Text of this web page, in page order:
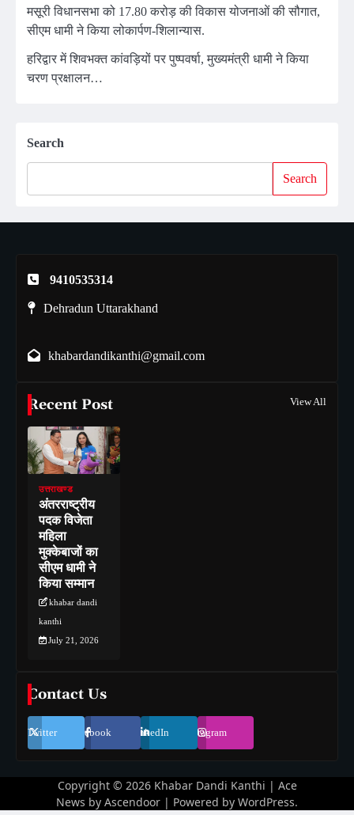
मसूरी विधानसभा को 17.80 करोड़ की विकास योजनाओं की सौगात,
सीएम धामी ने किया लोकार्पण-शिलान्यास.
हरिद्वार में शिवभक्त कांवड़ियों पर पुष्पवर्षा, मुख्यमंत्री धामी ने किया
चरण प्रक्षालन…
Search
Search
9410535314
Dehradun Uttarakhand
khabardandikanthi@gmail.com
Recent Post View All
उत्तराखण्ड
अंतरराष्ट्रीय
पदक विजेता
महिला
मुक्केबाजों का
सीएम धामी ने
किया सम्मान
khabar dandi
kanthi
July 21, 2026
Contact Us
Twitter Facebook LinkedIn Instagram
Copyright © 2026 Khabar Dandi Kanthi | Ace
News by Ascendoor | Powered by WordPress.